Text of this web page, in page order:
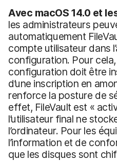
Avec macOS 14.0 et
les administrateurs
automatiquement
compte utilisateur dans
configuration. Pour
configuration doit être
d’une inscription en
renforce la posture de
effet, FileVault est «
l’utilisateur final ne
l’ordinateur. Pour les
l’information et de
que les disques sont